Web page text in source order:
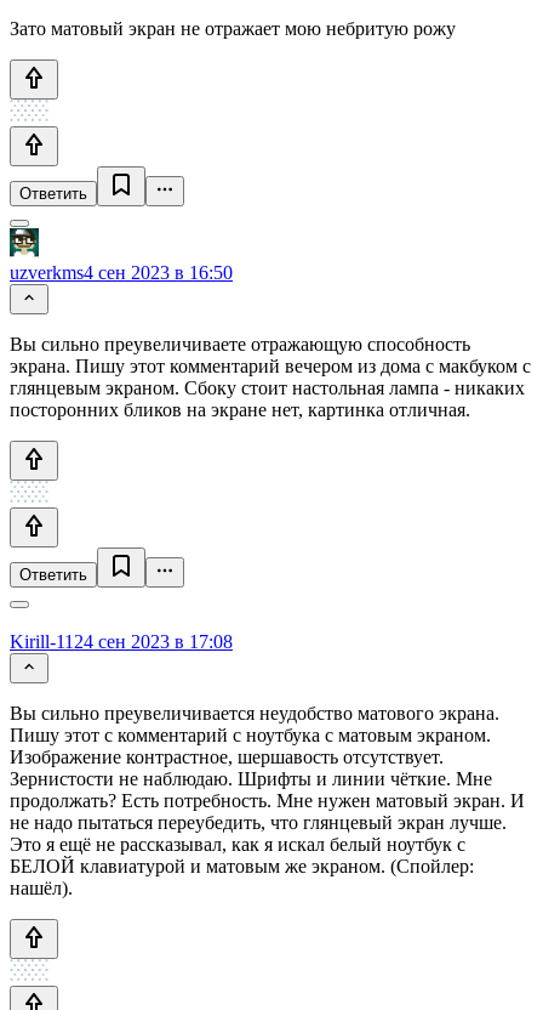
Зато матовый экран не отражает мою небритую рожу
Ответить
uzverkms4 сен 2023 в 16:50
Вы сильно преувеличиваете отражающую способность
экрана. Пишу этот комментарий вечером из дома с макбуком с
глянцевым экраном. Сбоку стоит настольная лампа - никаких
посторонних бликов на экране нет, картинка отличная.
Ответить
Kirill-1124 сен 2023 в 17:08
Вы сильно преувеличивается неудобство матового экрана.
Пишу этот с комментарий с ноутбука с матовым экраном.
Изображение контрастное, шершавость отсутствует.
Зернистости не наблюдаю. Шрифты и линии чёткие. Мне
продолжать? Есть потребность. Мне нужен матовый экран. И
не надо пытаться переубедить, что глянцевый экран лучше.
Это я ещё не рассказывал, как я искал белый ноутбук с
БЕЛОЙ клавиатурой и матовым же экраном. (Спойлер:
нашёл).